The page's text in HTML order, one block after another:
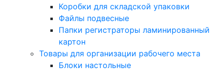
Коробки для складской упаковки
Файлы подвесные
Папки регистраторы ламинированный
картон
Товары для организации рабочего места
Блоки настольные